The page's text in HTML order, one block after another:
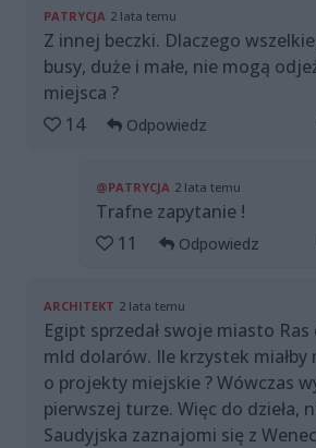
PATRYCJA 2 lata temu
Z innej beczki. Dlaczego
busy, duże i małe, nie mogą
miejsca ?
14
Odpowiedz
@PATRYCJA 2 lata temu
Trafne zapytanie !
11
Odpowiedz
ARCHITEKT 2 lata temu
Egipt sprzedał swoje miasto
mld dolarów. Ile krzystek
o projekty miejskie ? Wówczas
pierwszej turze. Więc do dzieła,
Saudyjska zaznajomi się z